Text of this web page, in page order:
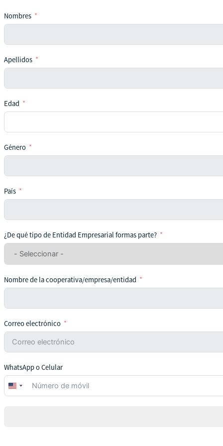
Nombres
Apellidos
Edad
Género
País
¿De qué tipo de Entidad Empresarial formas parte?
Nombre de la cooperativa/empresa/entidad
Correo electrónico
WhatsApp o Celular
United
States